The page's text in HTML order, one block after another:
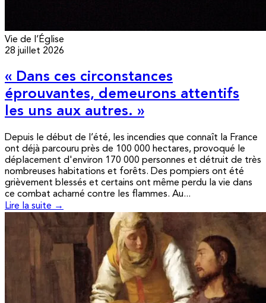
Vie de l’Église
28 juillet 2026
« Dans ces circonstances
éprouvantes, demeurons attentifs
les uns aux autres. »
Depuis le début de l’été, les incendies que connaît la France
ont déjà parcouru près de 100 000 hectares, provoqué le
déplacement d'environ 170 000 personnes et détruit de très
nombreuses habitations et forêts. Des pompiers ont été
grièvement blessés et certains ont même perdu la vie dans
ce combat acharné contre les flammes. Au...
Lire la suite →